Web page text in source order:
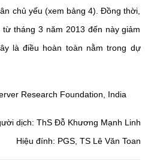
chủ yếu (xem bảng 4). Đồng thời,
tháng 3 năm 2013 đến này giảm
là điều hoàn toàn nằm trong dự
Research Foundation, India
dịch: ThS Đỗ Khương Mạnh Linh
Hiệu đính: PGS, TS Lê Văn Toan